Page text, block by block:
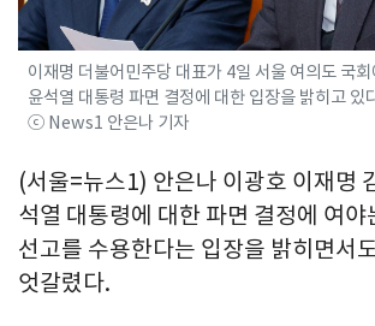
이재명 더불어민주당 대표가 4일 서울 여의도 국
윤석열 대통령 파면 결정에 대한 입장을 밝히고
ⓒ News1 안은나 기자
(서울=뉴스1) 안은나 이광호 이재명
석열 대통령에 대한 파면 결정에 여야
선고를 수용한다는 입장을 밝히면서
엇갈렸다.